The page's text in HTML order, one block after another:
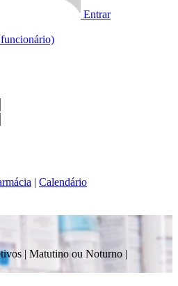
Entrar
| Calendário
| Matutino ou Noturno |